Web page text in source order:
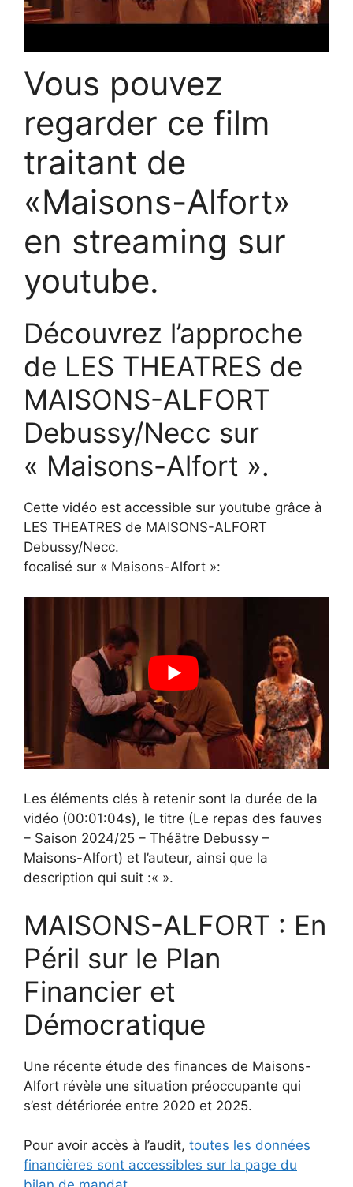
Vous pouvez
regarder ce film
traitant de
«Maisons-Alfort»
en streaming sur
youtube.
Découvrez l’approche
de LES THEATRES de
MAISONS-ALFORT
Debussy/Necc sur
« Maisons-Alfort ».
Cette vidéo est accessible sur youtube grâce à
LES THEATRES de MAISONS-ALFORT
Debussy/Necc.
focalisé sur « Maisons-Alfort »:
Les éléments clés à retenir sont la durée de la
vidéo (00:01:04s), le titre (Le repas des fauves
– Saison 2024/25 – Théâtre Debussy –
Maisons-Alfort) et l’auteur, ainsi que la
description qui suit :« ».
MAISONS-ALFORT : En
Péril sur le Plan
Financier et
Démocratique
Une récente étude des finances de Maisons-
Alfort révèle une situation préoccupante qui
s’est détériorée entre 2020 et 2025.
Pour avoir accès à l’audit, toutes les données
financières sont accessibles sur la page du